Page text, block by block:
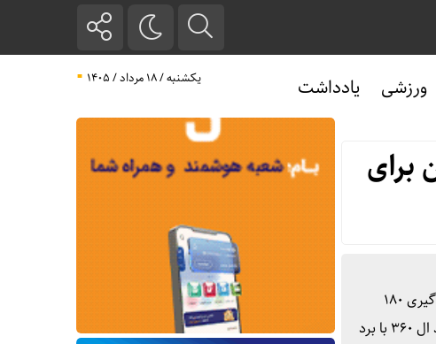
ورزشی یادداشت یکشنبه / ۱۸ مرداد / ۱۴۰۵
بخشی از دستاوردهای ارائه شده در این نمایشگاه عبارت بودند از؛ – سامانه سلاح پدافند هوایی برد بلند شهید آرمان با برد ردگیری ۱۸۰
کیلومتر، برد درگیری ۱۲۰ کیلومتر به عنوان سامانه کاملاً تاکتیکی و خودکششی – سامانه سلاح موشک بالستیک سوخت جامد ال ۳۶۰ با برد